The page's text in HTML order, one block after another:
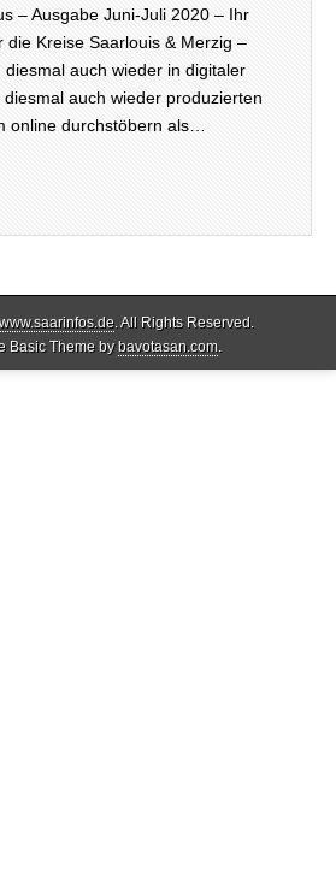
– Ausgabe Juni-Juli 2020 – Ihr
die Kreise Saarlouis & Merzig –
auch wieder in digitaler
auch wieder produzierten
online durchstöbern als…
www.saarinfos.de. All Rights Reserved.
Basic Theme bybavotasan.com.